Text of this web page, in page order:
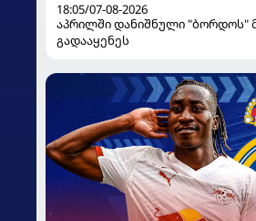
18:05/07-08-2026
აპრილში დანიშნული "ბორდოს"
გადააყენეს